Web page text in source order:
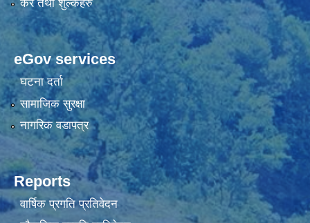
eGov services
घटना दर्ता
सामाजिक सुरक्षा
नागरिक वडापत्र
Reports
वार्षिक प्रगति प्रतिवेदन
चौमासिक प्रगति प्रतिवेदन